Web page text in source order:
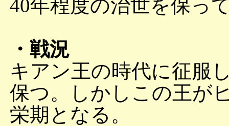
40年程度の治世を保っ
・戦況
キアン王の時代に征服
保つ。しかしこの王が
栄期となる。